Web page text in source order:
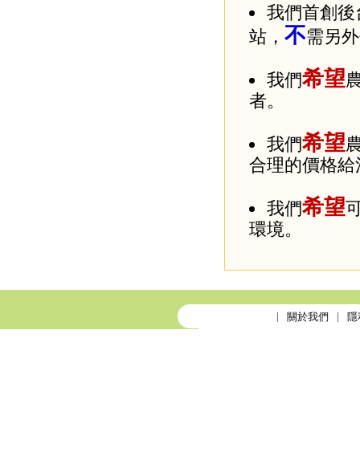
我們首創
站， 不需另
我們希望
者。
我們希望
合理的價格給
我們希望
環境。
關於我們